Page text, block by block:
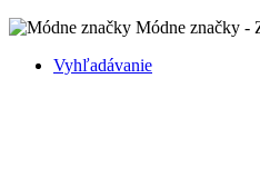
Módne značky -
Vyhľadávanie